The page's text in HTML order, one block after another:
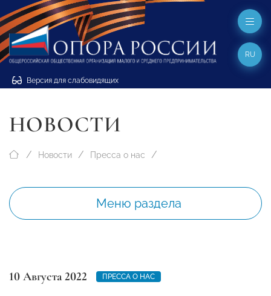
Версия для слабовидящих
RU
НОВОСТИ
Новости Пресса о нас
Меню раздела
10 Августа 2022 ПРЕССА О НАС